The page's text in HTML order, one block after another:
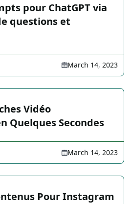
pour ChatGPT via
questions et
March 14, 2023
Vidéo
Quelques Secondes
March 14, 2023
Pour Instagram